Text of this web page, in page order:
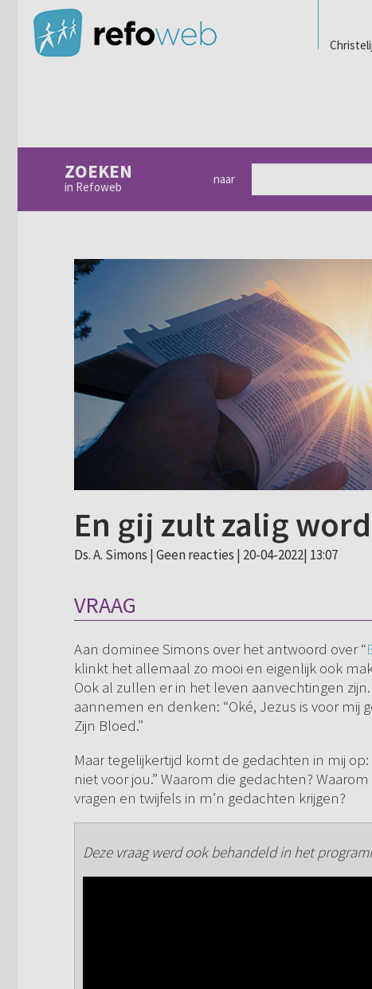
ZOEKEN
in Refoweb
naar
En gij zult zalig
Ds. A. Simons | Geen reacties | 20-04-2022| 13:07
VRAAG
Aan dominee Simons over het antwoord over “
klinkt het allemaal zo mooi en eigenlijk ook
Ook al zullen er in het leven aanvechtingen
aannemen en denken: “Oké, Jezus is voor
Zijn Bloed.”
Maar tegelijkertijd komt de gedachten in mij
niet voor jou.” Waarom die gedachten?
vragen en twijfels in m’n gedachten krijgen?
Deze vraag werd ook behandeld in het